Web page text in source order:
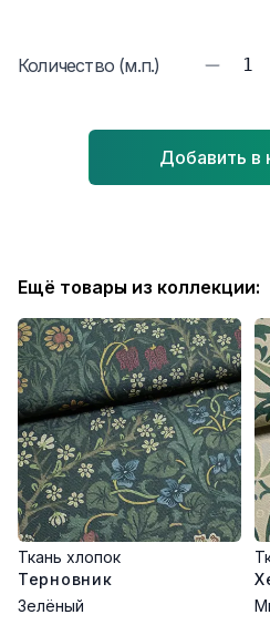
Количество (м.п.) 1
Добавить в
Ещё товары из коллекции:
Ткань хлопок
Терновник
Зелёный